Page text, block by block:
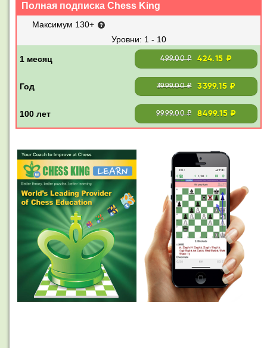
Полная подписка Chess King
Максимум 130+
1 - 10
499.00 ₽ 424.15 ₽
3999.00 ₽ 3399.15 ₽
9999.00 ₽ 8499.15 ₽